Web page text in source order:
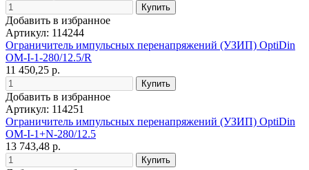
Добавить в избранное
Артикул: 114244
Ограничитель импульсных перенапряжений (УЗИП) OptiDin
OM-I-1-280/12.5/R
11 450,25 р.
Добавить в избранное
Артикул: 114251
Ограничитель импульсных перенапряжений (УЗИП) OptiDin
OM-I-1+N-280/12.5
13 743,48 р.